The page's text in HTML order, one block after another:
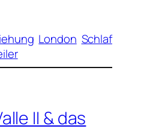
London Schlaf
II & das